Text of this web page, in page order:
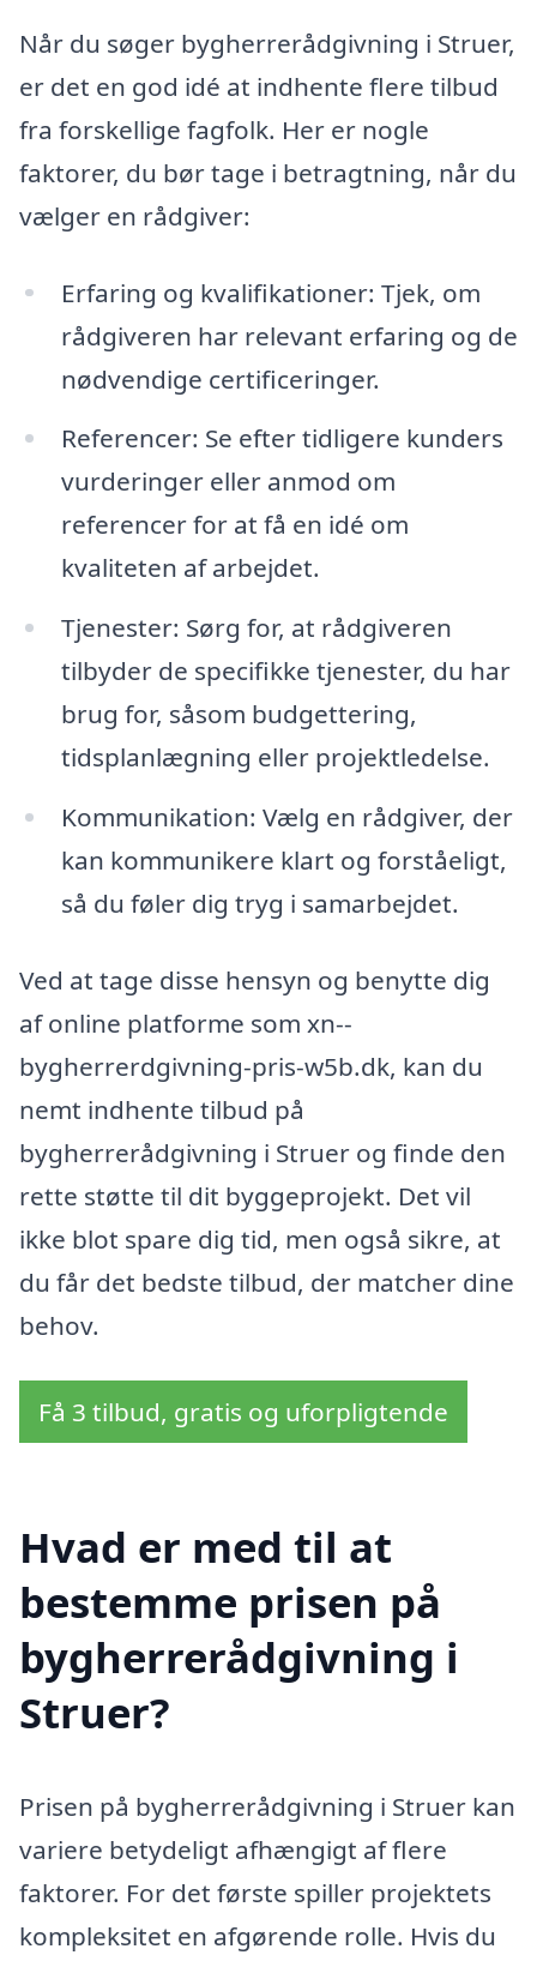
Når du søger bygherrerådgivning i Struer,
er det en god idé at indhente flere tilbud
fra forskellige fagfolk. Her er nogle
faktorer, du bør tage i betragtning, når du
vælger en rådgiver:
Erfaring og kvalifikationer: Tjek, om
rådgiveren har relevant erfaring og de
nødvendige certificeringer.
Referencer: Se efter tidligere kunders
vurderinger eller anmod om
referencer for at få en idé om
kvaliteten af arbejdet.
Tjenester: Sørg for, at rådgiveren
tilbyder de specifikke tjenester, du har
brug for, såsom budgettering,
tidsplanlægning eller projektledelse.
Kommunikation: Vælg en rådgiver, der
kan kommunikere klart og forståeligt,
så du føler dig tryg i samarbejdet.
Ved at tage disse hensyn og benytte dig
af online platforme som xn--
bygherrerdgivning-pris-w5b.dk, kan du
nemt indhente tilbud på
bygherrerådgivning i Struer og finde den
rette støtte til dit byggeprojekt. Det vil
ikke blot spare dig tid, men også sikre, at
du får det bedste tilbud, der matcher dine
behov.
Få 3 tilbud, gratis og uforpligtende
Hvad er med til at
bestemme prisen på
bygherrerådgivning i
Struer?
Prisen på bygherrerådgivning i Struer kan
variere betydeligt afhængigt af flere
faktorer. For det første spiller projektets
kompleksitet en afgørende rolle. Hvis du